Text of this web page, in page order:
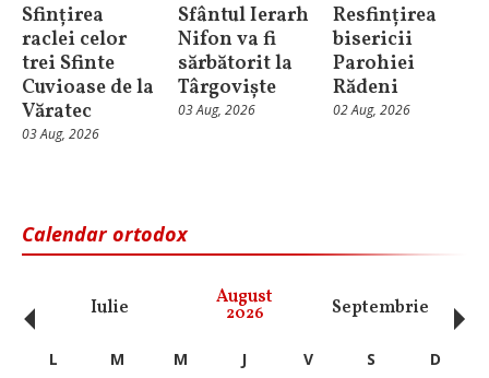
Sfințirea
raclei celor
trei Sfinte
Cuvioase de la
Văratec
03 Aug, 2026
Sfântul Ierarh
Nifon va fi
sărbătorit la
Târgoviște
03 Aug, 2026
Resfințirea
bisericii
Parohiei
Rădeni
02 Aug, 2026
Calendar ortodox
Iulie August
2026 Septembrie
‹ L M M J V S
D